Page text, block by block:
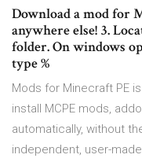
Download a mod for
anywhere else! 3.
folder. On windows
type %
Mods for Minecraft PE
install MCPE mods,
automatically, without
independent, user-